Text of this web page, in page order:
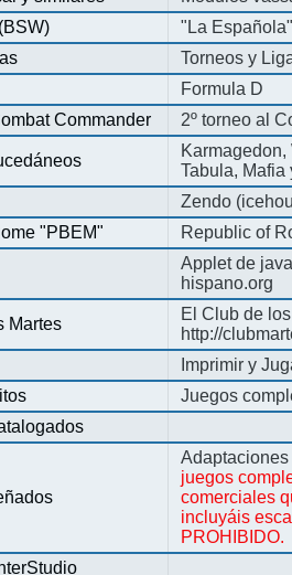
"La
Torneos y
Formula D
Commander
2º torneo al
Tabula, Mafia
Zendo
"PBEM"
Republic of
Applet de
hispano.org
Martes
El Club de
http://
Imprimir y
Juegos
juegos
comerciales
incluyáis
PROHIBIDO.